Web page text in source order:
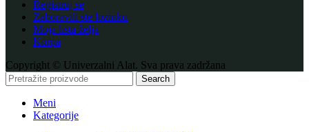
Registruj se
Zaboravili ste lozinku
Moja lista želja
Korpa
Copyright © Univerzalni Alat. Sva prava zadržana
Search
Meni
Kategorije